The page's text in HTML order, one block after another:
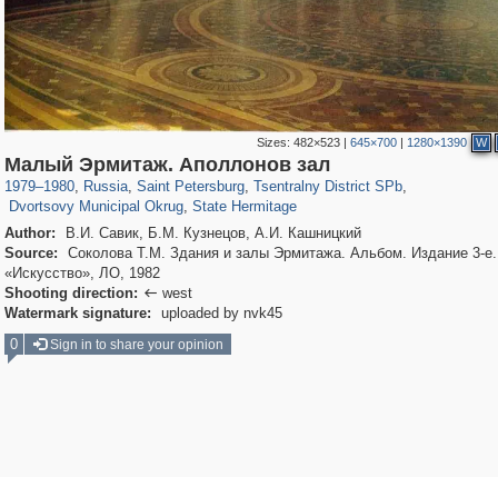
Sizes:482×523 |645×700 | 1280×1390 W
Малый Эрмитаж. Аполлонов зал
1979–1980, Russia
1,407,905 29,263
, Saint Petersburg
197,323 5,716
, Tsentralny District SPb
50,291 1,839
,
Dvortsovy Municipal Okrug
22,614 1,098
, State Hermitage
839 248
Author:
В.И. Савик, Б.М. Кузнецов, А.И. Кашницкий
Source:
Соколова Т.М. Здания и залы Эрмитажа. Альбом. Издание 3-
«Искусство», ЛО, 1982
Shooting direction:  west
Watermark signature:
uploaded by nvk45
0
Sign in to share your opinion